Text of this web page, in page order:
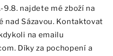
najdete mé zboží na
nad Sázavou. Kontaktovat
na emailu
Díky za pochopení a